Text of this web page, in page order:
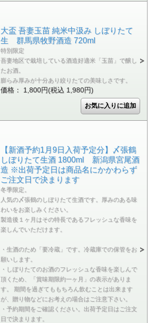
大盃 吾妻玉苗 純米中汲み しぼりたて
生 群馬県牧野酒造 720ml
特別限定
吾妻地区で栽培している酒造好適米「玉苗」で醸し
たお酒。
膨らみ厚みが十分あり絞りたての美味しさです。
価格： 1,800円(税込 1,980円)
【新酒予約1月9日入荷予定分】〆張鶴
しぼりたて生酒 1800ml 新潟県宮尾酒
造 ※出荷予定日は商品名にかかわらず
ご注文日で決まります
冬季限定。
人気の〆張鶴のしぼりたて生酒です。厚みのある味
わいをお楽しみください。
製造後１ヶ月はその特長であるフレッシュな香味を
楽しんでいただけます。
・生酒のため「要冷蔵」です。冷蔵庫での保管をお
願いします。
・しぼりたてのお酒のフレッシュな香味を楽しんで
頂くため、「賞味期限約一ヶ月」の表示がありま
す。 期間を過ぎてももちろん飲むことは出来ます
が、贈り物などにお考えの場合はご注意下さい。
・予約期間をご確認ください。出荷予定日はご注文
日で決まります。